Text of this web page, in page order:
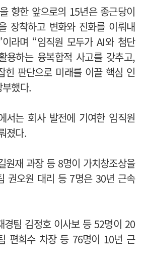
향한 앞으로의 15년은 종근당이
장착하고 변화와 진화를 이뤄내
라며 “임직원 모두가 AI와 첨단
용하는 융복합적 사고를 갖추고,
힌 판단으로 미래를 이끌 핵심 인
했다.
서는 회사 발전에 기여한 임직원
졌다.
원재 과장 등 8명이 가치창조상을
권오원 대리 등 7명은 30년 근속
경팀 김정호 이사보 등 52명이 20
편희수 차장 등 76명이 10년 근